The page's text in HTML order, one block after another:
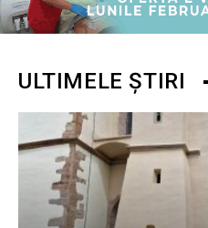
ULTIMELE ȘTIRI